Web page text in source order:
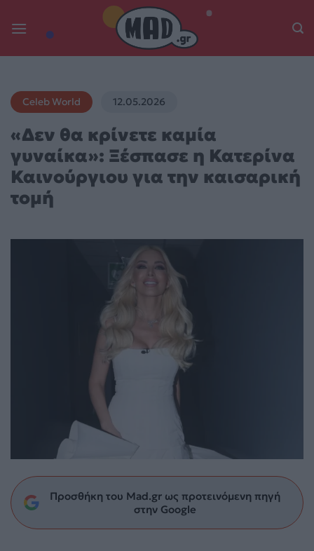
Celeb World 12.05.2026
«Δεν θα κρίνετε καμία
γυναίκα»: Ξέσπασε η Κατερίνα
Καινούργιου για την καισαρική
τομή
Προσθήκη του Mad.gr ως προτεινόμενη πηγή
στην Google